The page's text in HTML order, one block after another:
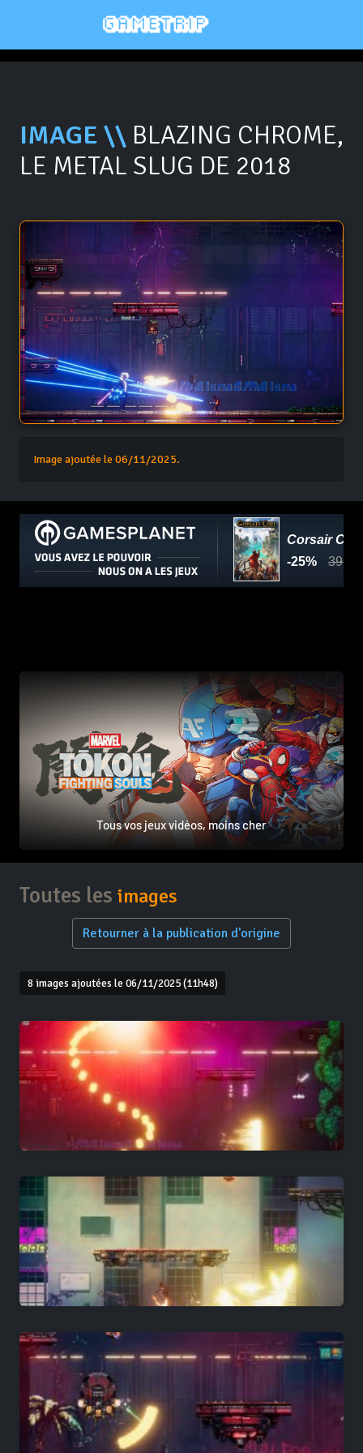
IMAGE \\ BLAZING CHROME,
LE METAL SLUG DE 2018
Image ajoutée le 06/11/2025.
Tous vos jeux vidéos, moins cher
Toutes les images
Retourner à la publication d'origine
8 images ajoutées le 06/11/2025 (11h48)